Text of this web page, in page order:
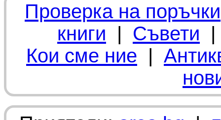
Проверка на поръчки
книги | Съвети
Кои сме ние |